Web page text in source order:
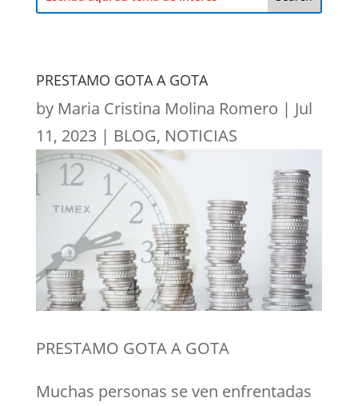
PRESTAMO GOTA A GOTA
by Maria Cristina Molina Romero | Jul
11, 2023| BLOG, NOTICIAS
PRESTAMO GOTA A GOTA
Muchas personas se ven enfrentadas